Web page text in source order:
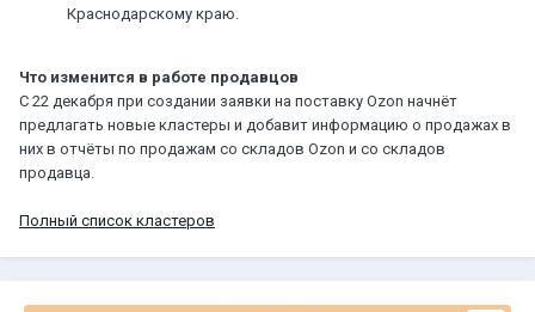
Краснодарскому краю.
Что изменится в работе продавцов
С 22 декабря при создании заявки на поставку Ozon начнёт
предлагать новые кластеры и добавит информацию о продажах в
них в отчёты по продажам со складов Ozon и со складов
продавца.
Полный список кластеров